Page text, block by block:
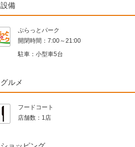
設備
ぷらっとパーク
開閉時間： 7:00～21:00
駐車： 小型車5台
グルメ
フードコート
店舗数： 1店